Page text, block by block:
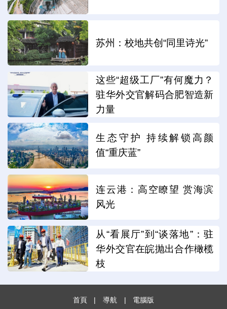
苏州：校地共创“同里诗光”
这些“超级工厂”有何魔力？
驻华外交官解码合肥智造新
力量
生态守护 持续解锁高颜
值“重庆蓝”
连云港：高空瞭望 赏海滨
风光
从“看展厅”到“谈落地”：驻
华外交官在皖抛出合作橄榄
枝
首頁 | 導航 | 電腦版